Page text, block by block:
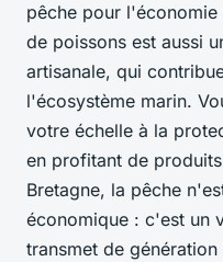
pêche pour
de poissons est aussi
artisanale, qui
l'écosystème marin.
votre échelle à la
en profitant de
Bretagne, la pêche
économique : c'est un
transmet de